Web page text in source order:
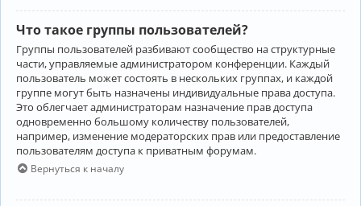
Что такое группы пользователей?
Группы пользователей разбивают сообщество на структурные
части, управляемые администратором конференции. Каждый
пользователь может состоять в нескольких группах, и каждой
группе могут быть назначены индивидуальные права доступа.
Это облегчает администраторам назначение прав доступа
одновременно большому количеству пользователей,
например, изменение модераторских прав или предоставление
пользователям доступа к приватным форумам.
Вернуться к началу